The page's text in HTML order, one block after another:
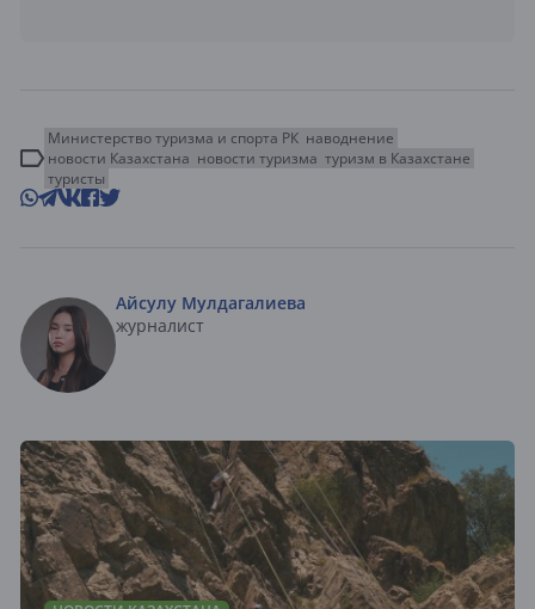
Министерство туризма и спорта РК наводнение
новости Казахстана новости туризма туризм в Казахстане
туристы
Айсулу Мулдагалиева
журналист